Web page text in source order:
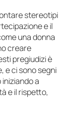
stereotipi
e il
una donna
creare
pregiudizi è
e ci sono segni
a
e il rispetto,